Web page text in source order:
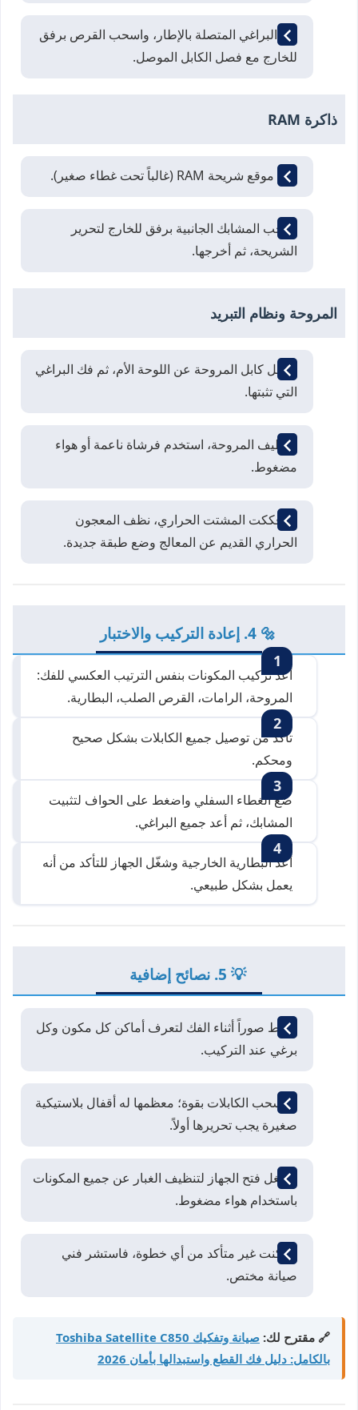
فك البراغي المتصلة بالإطار، واسحب القرص برفق
للخارج مع فصل الكابل الموصل.
ذاكرة RAM
حدد موقع شريحة RAM (غالباً تحت غطاء صغير).
اسحب المشابك الجانبية برفق للخارج لتحرير
الشريحة، ثم أخرجها.
المروحة ونظام التبريد
افصل كابل المروحة عن اللوحة الأم، ثم فك البراغي
التي تثبتها.
لتنظيف المروحة، استخدم فرشاة ناعمة أو هواء
مضغوط.
إذا فككت المشتت الحراري، نظف المعجون
الحراري القديم عن المعالج وضع طبقة جديدة.
🔩 4. إعادة التركيب والاختبار
أعد تركيب المكونات بنفس الترتيب العكسي للفك:
المروحة، الرامات، القرص الصلب، البطارية.
تأكد من توصيل جميع الكابلات بشكل صحيح
ومحكم.
ضع الغطاء السفلي واضغط على الحواف لتثبيت
المشابك، ثم أعد جميع البراغي.
أعد البطارية الخارجية وشغّل الجهاز للتأكد من أنه
يعمل بشكل طبيعي.
💡 5. نصائح إضافية
التقط صوراً أثناء الفك لتعرف أماكن كل مكون وكل
برغي عند التركيب.
لا تسحب الكابلات بقوة؛ معظمها له أقفال بلاستيكية
صغيرة يجب تحريرها أولاً.
استغل فتح الجهاز لتنظيف الغبار عن جميع المكونات
باستخدام هواء مضغوط.
إذا كنت غير متأكد من أي خطوة، فاستشر فني
صيانة مختص.
🔗 مقترح لك:
صيانة وتفكيك Toshiba Satellite C850
بالكامل: دليل فك القطع واستبدالها بأمان 2026